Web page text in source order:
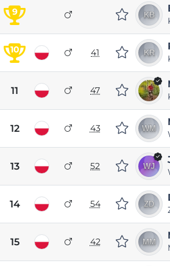
9
10 41
11 47
12 43
13 52
14 54
15 42